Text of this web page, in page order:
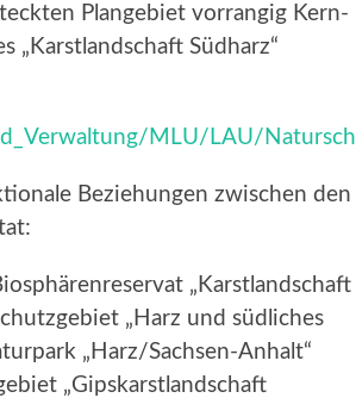
Plangebiet vorrangig Kern-
„Karstlandschaft Südharz“
MLU/LAU/
Beziehungen zwischen den
„Karstlandschaft
„Harz und südliches
„Harz/Sachsen-Anhalt“
„Gipskarstlandschaft